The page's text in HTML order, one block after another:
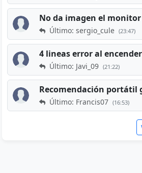
No da imagen el monitor
Último: sergio_cule (23:47)
4 lineas error al
Último: Javi_09 (21:22)
Recomendación portátil
Último: Francis07 (16:53)